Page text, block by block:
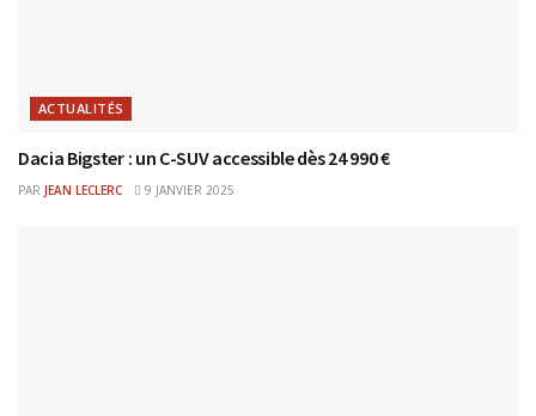
ACTUALITÉS
Dacia Bigster : un C-SUV accessible dès 24 990 €
PAR JEAN LECLERC 9 JANVIER 2025